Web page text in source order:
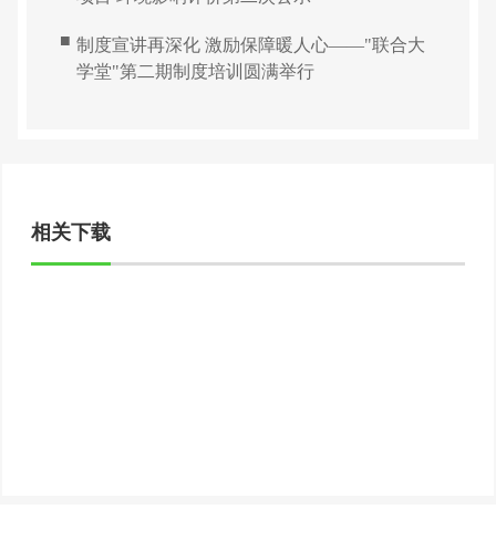
■ 制度宣讲再深化 激励保障暖人心——"联合大
学堂"第二期制度培训圆满举行
相关下载